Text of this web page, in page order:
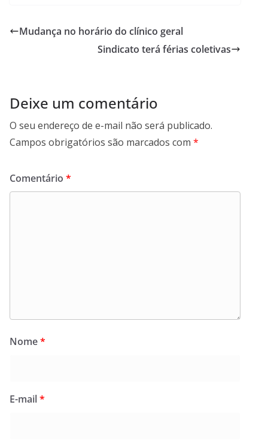
b er e
Mudança no horário do clínico geral
Sindicato terá férias coletivas
Deixe um comentário
O seu endereço de e-mail não será publicado.
Campos obrigatórios são marcados com *
Comentário *
Nome*
E-mail*